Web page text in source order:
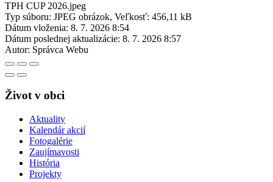
TPH CUP 2026.jpeg
Typ súboru: JPEG obrázok, Veľkosť: 456,11 kB
Dátum vloženia: 8. 7. 2026 8:54
Dátum poslednej aktualizácie: 8. 7. 2026 8:57
Autor: Správca Webu
Život v obci
Aktuality
Kalendár akcií
Fotogalérie
Zaujímavosti
História
Projekty